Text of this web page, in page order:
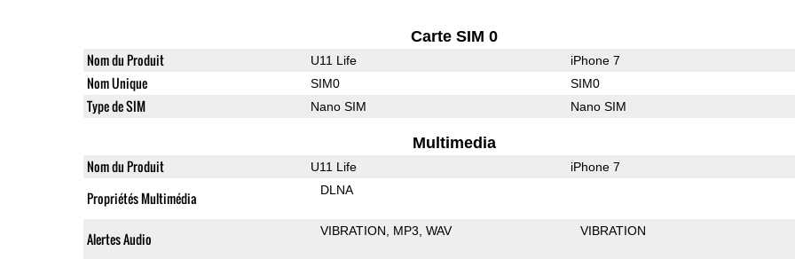
Carte SIM 0
Nom du Produit U11 Life iPhone 7
Nom Unique SIM0 SIM0
Type de SIM Nano SIM Nano SIM
Multimedia
Nom du Produit U11 Life iPhone 7
Propriétés Multimédia DLNA
Alertes Audio VIBRATION MP3 WAV VIBRATION